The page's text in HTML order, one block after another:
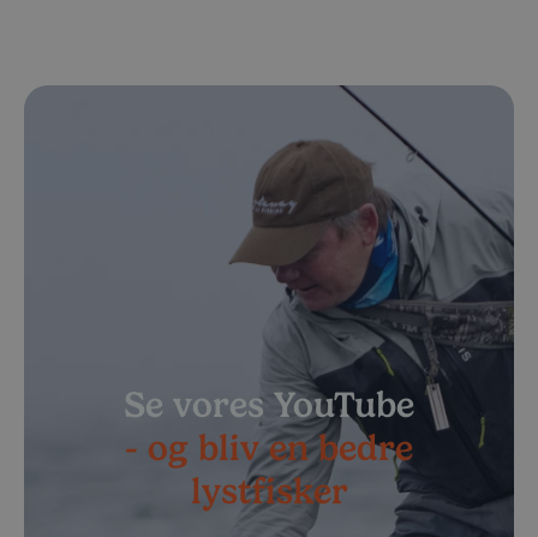
Se vores YouTube
- og bliv en bedre
lystfisker